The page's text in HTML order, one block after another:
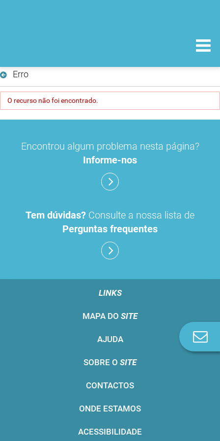
Erro
O recurso não foi encontrado.
Encontrou algum problema nesta página?
Informe-nos
Tem dúvidas? Consulte a nossa lista de
Perguntas frequentes
LINKS
MAPA DO SITE
AJUDA
SOBRE O SITE
CONTACTOS
ONDE ESTAMOS
ACESSIBILIDADE